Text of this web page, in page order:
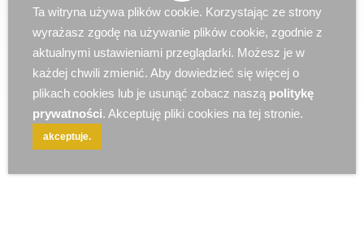
r e k l a m a
Ta witryna używa plików cookie. Korzystając ze strony
wyrażasz zgodę na używanie plików cookie, zgodnie z
aktualnymi ustawieniami przeglądarki. Możesz je w
każdej chwili zmienić. Aby dowiedzieć się więcej o
plikach cookies lub je usunąć zobacz naszą politykę
prywatności. Akceptuję pliki cookies na tej stronie.
akceptuje.